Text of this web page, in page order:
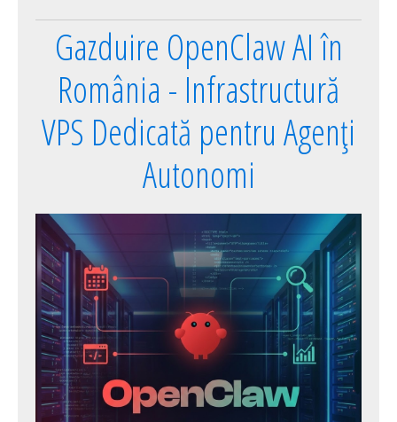
Gazduire OpenClaw AI în
România - Infrastructură
VPS Dedicată pentru Agenți
Autonomi